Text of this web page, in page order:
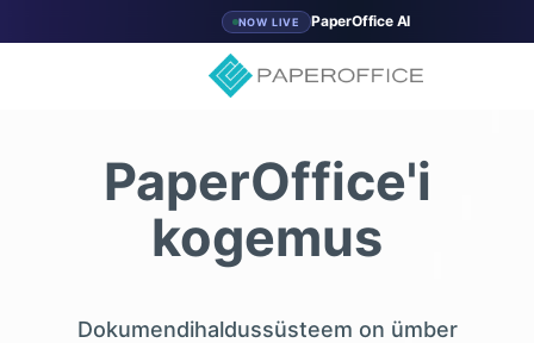
NOW LIVE PaperOffice AI
PaperOffice'i
kogemus
Dokumendihaldussüsteem on ümber